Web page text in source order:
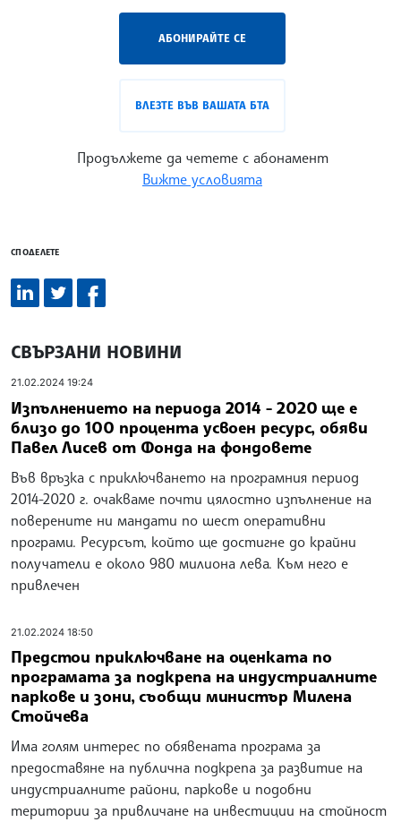
АБОНИРАЙТЕ СЕ
ВЛЕЗТЕ ВЪВ ВАШАТА БТА
Продължете да четете с абонамент
Вижте условията
СПОДЕЛЕТЕ
СВЪРЗАНИ НОВИНИ
21.02.2024 19:24
Изпълнението на периода 2014 - 2020 ще е
близо до 100 процента усвоен ресурс, обяви
Павел Лисев от Фонда на фондовете
Във връзка с приключването на програмния период
2014-2020 г. очакваме почти цялостно изпълнение на
поверените ни мандати по шест оперативни
програми. Ресурсът, който ще достигне до крайни
получатели е около 980 милиона лева. Към него е
привлечен
21.02.2024 18:50
Предстои приключване на оценката по
програмата за подкрепа на индустриалните
паркове и зони, съобщи министър Милена
Стойчева
Има голям интерес по обявената програма за
предоставяне на публична подкрепа за развитие на
индустриалните райони, паркове и подобни
територии за привличане на инвестиции на стойност